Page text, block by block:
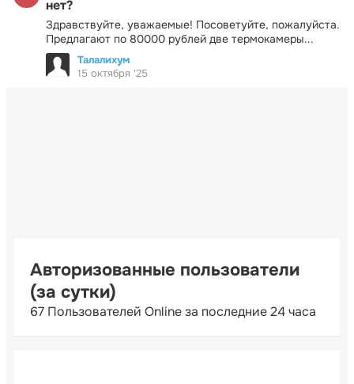
нет?
Здравствуйте, уважаемые! Посоветуйте, пожалуйста.
Предлагают по 80000 рублей две термокамеры...
Талалихум
15 октября '25
Авторизованные пользователи
(за сутки)
67 Пользователей Online за последние 24 часа